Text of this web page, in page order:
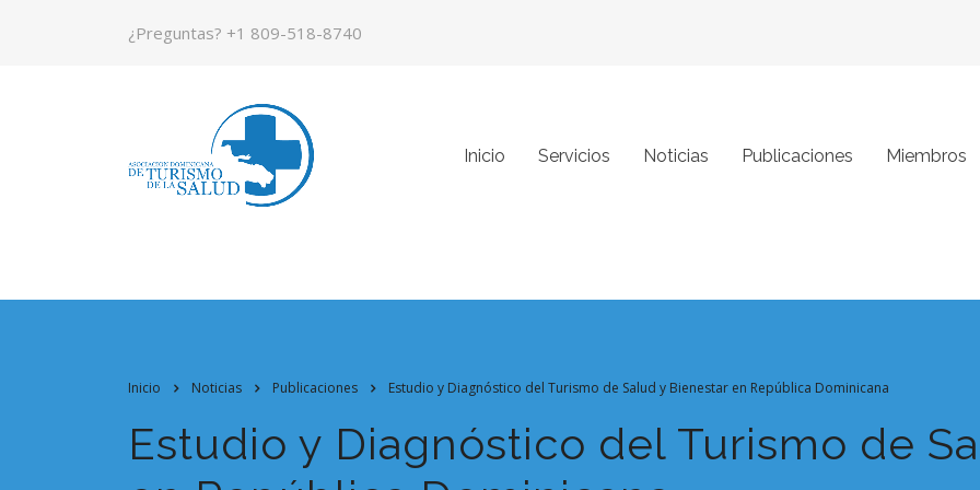
¿Preguntas? +1 809-518-8740
Inicio Servicios Noticias Publicaciones Miembros
Inicio Noticias Publicaciones Estudio y Diagnóstico del Turismo de Salud y Bienestar en República Dominicana
Estudio y Diagnóstico del Turismo de